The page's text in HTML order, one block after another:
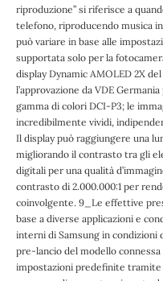
riproduzione” si riferisce a
telefono, riproducendo musica
può variare in base alle
supportata solo per la
display Dynamic AMOLED 2X
l’approvazione da VDE
gamma di colori DCI-P3; le
incredibilmente vividi,
Il display può raggiungere una
migliorando il contrasto tra gli
digitali per una qualità
contrasto di 2.000.000:1 per
coinvolgente. 9_Le effettive
base a diverse applicazioni e
interni di Samsung in
pre-lancio del modello
impostazioni predefinite tramite